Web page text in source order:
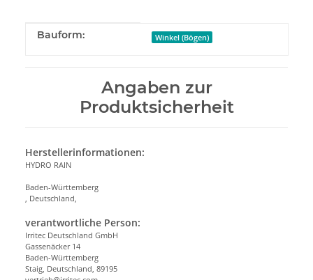
Produkteigenschaft
Wert
Bauform: Winkel (Bögen)
Angaben zur
Produktsicherheit
Herstellerinformationen:
HYDRO RAIN
Baden-Württemberg
, Deutschland,
verantwortliche Person:
Irritec Deutschland GmbH
Gassenäcker 14
Baden-Württemberg
Staig, Deutschland, 89195